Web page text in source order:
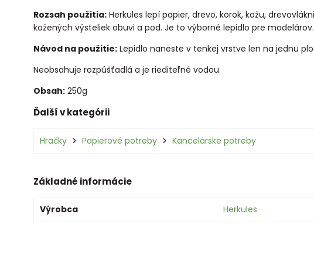
Rozsah použitia: Herkules lepí papier, drevo, korok, kožu,
kožených výsteliek obuvi a pod. Je to výborné lepidlo pre modelárov.
Návod na použitie: Lepidlo naneste v tenkej vrstve len na jednu
Neobsahuje rozpúšťadlá a je riediteľné vodou.
Obsah: 250g
Ďalší v kategórii
Hračky Papierové potreby Kancelárske potreby
Základné informácie
Výrobca Herkules